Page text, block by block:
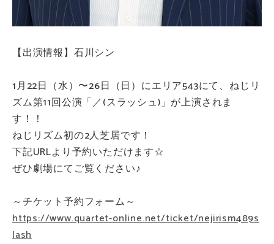
【出演情報】石川シン
1月22日（水）〜26日（日）にエリア543にて、ねじリ
ズム第11回公演「／(スラッシュ)」が上演されま
す！！
ねじリズム初の2人芝居です！
下記URLより予約いただけます☆
ぜひ劇場にてご覧ください♪
～チケット予約フォーム～
https://www.quartet-online.net/ticket/nejirism489s
lash